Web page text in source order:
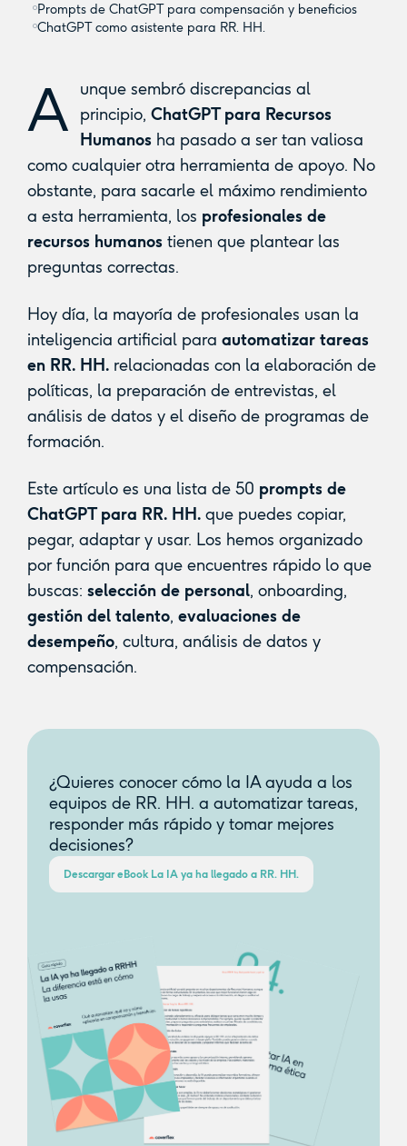
Prompts de ChatGPT para compensación y beneficios
ChatGPT como asistente para RR. HH.
A
unque sembró discrepancias al
principio, ChatGPT para Recursos
Humanosha pasado a ser tan valiosa
como cualquier otra herramienta de apoyo. No
obstante, para sacarle el máximo rendimiento
a esta herramienta, los profesionales de
recursos humanostienen que plantear las
preguntas correctas.
Hoy día, la mayoría de profesionales usan la
inteligencia artificial para automatizar tareas
en RR. HH.relacionadas con la elaboración de
políticas, la preparación de entrevistas, el
análisis de datos y el diseño de programas de
formación.
Este artículo es una lista de 50 prompts de
ChatGPT para RR. HH.que puedes copiar,
pegar, adaptar y usar. Los hemos organizado
por función para que encuentres rápido lo que
buscas: selección de personal, onboarding,
gestión del talento, evaluaciones de
desempeño, cultura, análisis de datos y
compensación.
¿Quieres conocer cómo la IA ayuda a los
equipos de RR. HH. a automatizar tareas,
responder más rápido y tomar mejores
decisiones?
Descargar eBook La IA ya ha llegado a RR. HH.